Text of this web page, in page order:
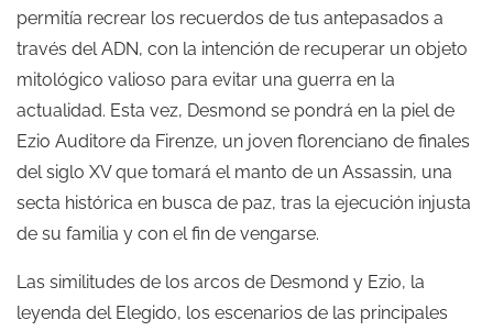
permitía recrear los recuerdos de tus antepasados a
través del ADN, con la intención de recuperar un objeto
mitológico valioso para evitar una guerra en la
actualidad. Esta vez, Desmond se pondrá en la piel de
Ezio Auditore da Firenze, un joven florenciano de finales
del siglo XV que tomará el manto de un Assassin, una
secta histórica en busca de paz, tras la ejecución injusta
de su familia y con el fin de vengarse.
Las similitudes de los arcos de Desmond y Ezio, la
leyenda del Elegido, los escenarios de las principales